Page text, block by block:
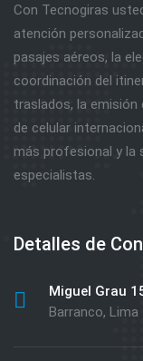
Con Tecnogiras
atención
pasajes aéreos, la
coordinación del
traslados, la
de celular
más profesional y la
especialistas.
Detalles de
Miguel Grau
Barranco, Lima